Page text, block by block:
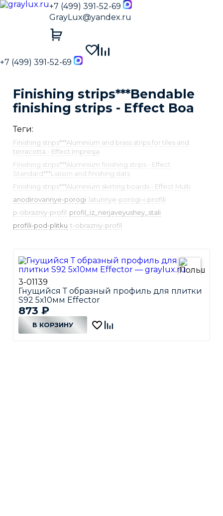
+7 (499) 391-52-69
GrayLux@yandex.ru
+7 (499) 391-52-69
Finishing strips***Bendable
finishing strips - Effect Boa
Теги:
Finishing strips***Aluminium and brass strips for tiles and
terracotta - Effect Impresja
Finishing strips***Aluminium finishing strips - Effect
Standard***Liaison and finishing slats
Finishing strips***Aluminium skirting boards - Effect Multi
anodirovannye-porogi latunnye-porogi-i-profili
p-obrazniy-profil profil_iz_nerjaveyushey_stali
profili-pod-plitku t-obrazniy-profil
3-01139
Гнущийся Т образный профиль для плитки
S92 5х10мм Effector
873 ₽
В КОРЗИНУ